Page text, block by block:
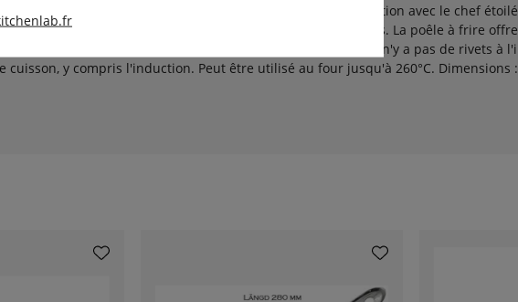
les légumes. Design élégant développé en étroite collaboration avec le chef
total de 8 couches. Revêtement antiadhésif C3 en 3 couches. La poêle à frire
Elle est soudée par points pour des raisons d'hygiène - il n'y a pas de rivets à
y compris l'induction. Peut être utilisé au four jusqu'à 260°C. Dimensions